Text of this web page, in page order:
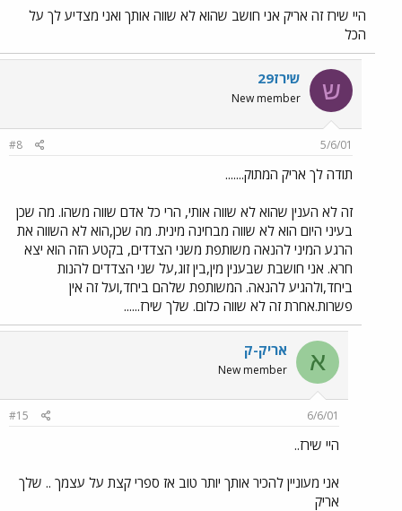
היי שירז זה אריק אני חושב שהוא לא שווה אותך ואני מצדיע לך על
הכל
ש שירז29
New member
5/6/01
#8
תודה לך אריק המתוק.......
זה לא הענין שהוא לא שווה אותי, הרי כל אדם שווה משהו. מה שכן
בעיני היום הוא לא שווה מבחינה מינית. מה שכן,הוא לא השווה את
הרגע המיני להנאה משותפת משני הצדדים, בקטע הזה הוא יצא
חרא. אני חושבת שבענין מין,בין זוג,על שני הצדדים להנות
ביחד,ולהגיע להנאה. המשותפת שלהם ביחד,ועל זה אין
פשרות.אחרת זה לא שווה כלום. שלך שירז......
א אריק-ק
New member
6/6/01
#15
היי שירז..
אני מעוניין להכיר אותך יותר טוב אז ספרי קצת על עצמך .. שלך
אריק